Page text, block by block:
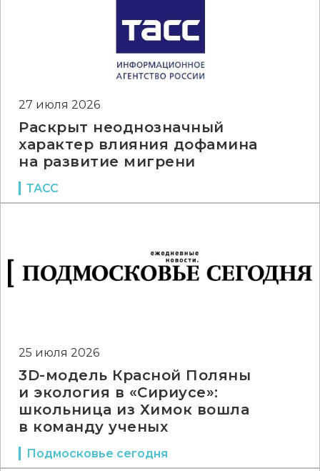
27 июля 2026
Раскрыт неоднозначный
характер влияния дофамина
на развитие мигрени
ТАСС
25 июля 2026
3D-модель Красной Поляны
и экология в «Сириусе»:
школьница из Химок вошла
в команду ученых
Подмосковье сегодня